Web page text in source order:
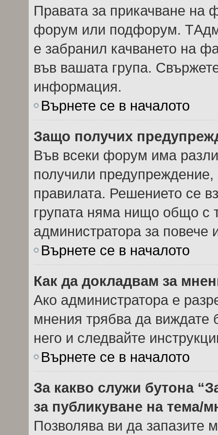
Правата за прикачване на
форум или подфорум.
е забранил качването на
във вашата група.
информация.
Върнете се в началото
Защо получих
Във всеки форум има
получили
правилата. Решението се
групата няма нищо общо с
администратора за
Върнете се в началото
Как да докладвам за
Ако администратора е
мнения трябва да виждате
него и следвайте
Върнете се в началото
За какво служи бутона
за публикуване на тема/
Позволява ви да запазите